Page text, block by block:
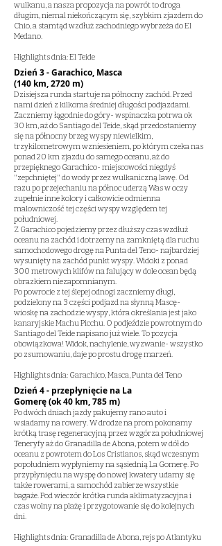
wulkanu, a nasza propozycja na powrót to droga
długim, niemal niekończącym się, szybkim zjazdem do
Chio, a stamtąd wzdłuż zachodniego wybrzeża do El
Medano.
Highlights dnia: El Teide
Dzień 3 - Garachico, Masca
(140 km, 2720 m)
Dzisiejsza runda startuje na północny zachód. Przed
nami dzień z kilkoma średniej długości podjazdami.
Zaczniemy łągodnie do góry- wspinaczka potrwa ok
30 km, aż do Santiago del Teide, skąd przedostaniemy
się na północny brzeg wyspy niewielkim,
trzykilometrowym wzniesieniem, po którym czeka nas
ponad 20 km zjazdu do samego oceanu, aż do
przepięknego Garachico- miejscowości niegdyś
"zepchniętej" do wody przez wulkaniczną lawę. Od
razu po przejechaniu na północ uderzą Was w oczy
zupełnie inne kolory i całkowicie odmienna
malowniczość tej części wyspy względem tej
południowej.
Z Garachico pojedziemy przez dłuższy czas wzdłuż
oceanu na zachód i dotrzemy na zamkniętą dla ruchu
samochodowego drogę na Punta del Teno- najbardziej
wysunięty na zachód punkt wyspy. Widoki z ponad
300 metrowych klifów na falujący w dole ocean będą
obrazkiem niezapomnianym.
Po powrocie z tej ślepej odnogi zaczniemy długi,
podzielony na 3 części podjazd na słynną Mascę-
wioskę na zachodzie wyspy, która określania jest jako
kanaryjskie Machu Picchu. O podjeździe powrotnym do
Santiago del Teide napisano już wiele. To pozycja
obowiązkowa! Widok, nachylenie, wyzwanie- wszystko
po zsumowaniu, daje po prostu drogę marzeń.
Highlights dnia: Garachico, Masca, Punta del Teno
Dzień 4 - przepłynięcie na La
Gomerę (ok 40 km, 785 m)
Po dwóch dniach jazdy pakujemy rano auto i
wsiadamy na rowery. W drodze na prom pokonamy
krótką trasę regeneracyjną przez wzgórza południowej
Teneryfy aż do Granadilla de Abona, potem w dół do
oceanu z powrotem do Los Cristianos, skąd wczesnym
popołudniem wypłyniemy na sąsiednią La Gomerę. Po
przypłynięciu na wyspę do nowej kwatery udamy się
także rowerami, a samochód zabierze wszystkie
bagaże. Pod wieczór krótka runda aklimatyzacyjna i
czas wolny na plażę i przygotowanie się do kolejnych
dni.
Highlights dnia: Granadilla de Abona, rejs po Atlantyku